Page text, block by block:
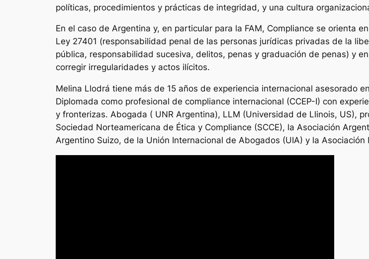
políticas, procedimientos y prácticas de integridad, y una cultura
En el caso de Argentina y, en particular para la FAM, Compliance se orienta
Ley 27401 (responsabilidad penal de las personas jurídicas privadas de la
pública, responsabilidad sucesiva, delitos, penas y graduación de penas) y
corregir irregularidades y actos ilícitos.
Melina Llodrá tiene más de 15 años de experiencia internacional asesorado
Diplomada como profesional de compliance internacional (CCEP-I) con
y fronterizas. Abogada ( UNR Argentina), LLM (Universidad de Llinois, US),
Sociedad Norteamericana de Ética y Compliance (SCCE), la Asociación
Argentino Suizo, de la Unión Internacional de Abogados (UIA) y la